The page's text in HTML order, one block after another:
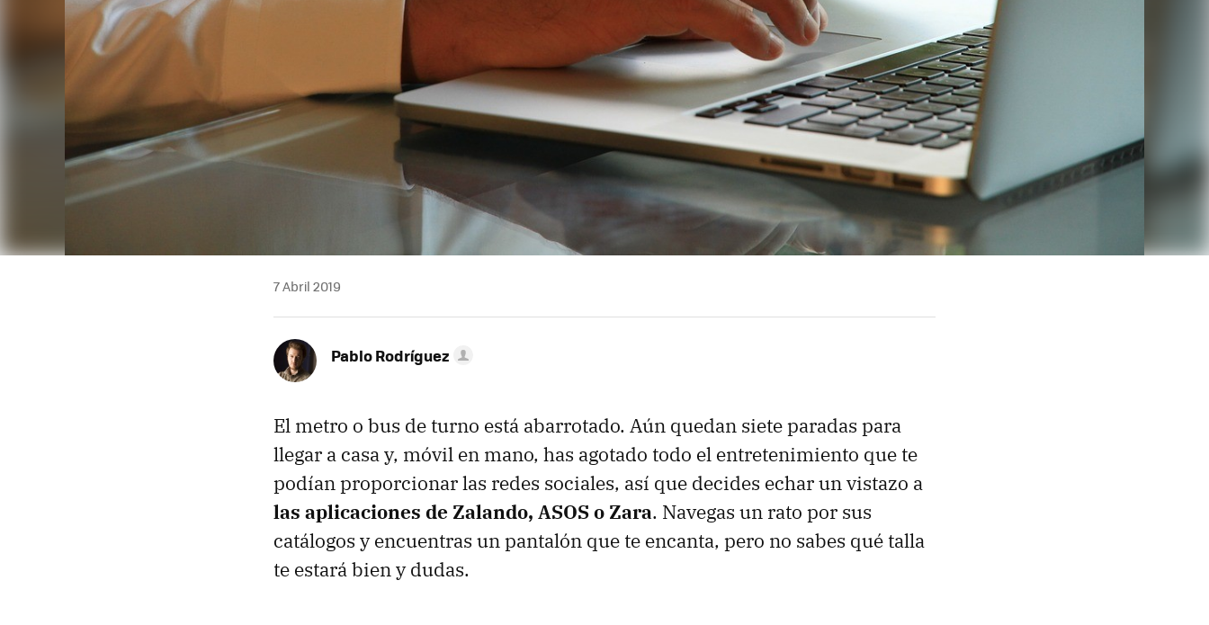
7 Abril 2019
Pablo Rodríguez
El metro o bus de turno está abarrotado. Aún quedan siete paradas para
llegar a casa y, móvil en mano, has agotado todo el entretenimiento que te
podían proporcionar las redes sociales, así que decides echar un vistazo a
las aplicaciones de Zalando, ASOS o Zara. Navegas un rato por sus
catálogos y encuentras un pantalón que te encanta, pero no sabes qué talla
te estará bien y dudas.